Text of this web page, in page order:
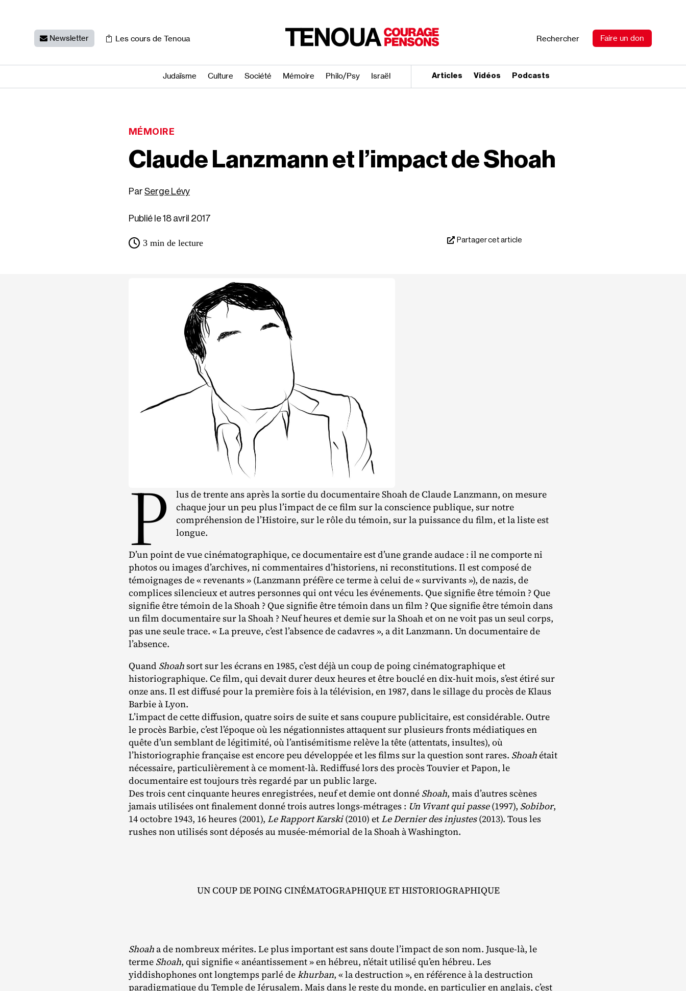
Newsletter Les cours de Tenoua Rechercher Faire un don
Judaïsme Culture Société Mémoire Philo/​Psy Israël Articles Vidéos Podcasts
MÉMOIRE
Claude Lanzmann et l’impact de Shoah
Serge Lévy
Publié le 18 avril 2017
3 min de lecture Partager cet article
P
lus de trente ans après la sortie du documentaire Shoah de Claude Lanzmann, on mesure
chaque jour un peu plus l’impact de ce film sur la conscience publique, sur notre
compréhension de l’Histoire, sur le rôle du témoin, sur la puissance du film, et la liste est
longue.
D’un point de vue cinématographique, ce documentaire est d’une grande audace : il ne comporte ni
photos ou images d’archives, ni commentaires d’historiens, ni reconstitutions. Il est composé de
témoignages de « revenants » (Lanzmann préfère ce terme à celui de « survivants »), de nazis, de
complices silencieux et autres personnes qui ont vécu les événements. Que signifie être témoin ? Que
signifie être témoin de la Shoah ? Que signifie être témoin dans un film ? Que signifie être témoin dans
un film documentaire sur la Shoah ? Neuf heures et demie sur la Shoah et on ne voit pas un seul corps,
pas une seule trace. « La preuve, c’est l’absence de cadavres », a dit Lanzmann. Un documentaire de
l’absence.
Quand Shoahsort sur les écrans en 1985, c’est déjà un coup de poing cinématographique et
historiographique. Ce film, qui devait durer deux heures et être bouclé en dix‐​huit mois, s’est étiré sur
onze ans. Il est diffusé pour la première fois à la télévision, en 1987, dans le sillage du procès de Klaus
Barbie à Lyon.
L’impact de cette diffusion, quatre soirs de suite et sans coupure publicitaire, est considérable. Outre
le procès Barbie, c’est l’époque où les négationnistes attaquent sur plusieurs fronts médiatiques en
quête d’un semblant de légitimité, où l’antisémitisme relève la tête (attentats, insultes), où
l’historiographie française est encore peu développée et les films sur la question sont rares. Shoahétait
nécessaire, particulièrement à ce moment‐​là. Rediffusé lors des procès Touvier et Papon, le
documentaire est toujours très regardé par un public large.
Des trois cent cinquante heures enregistrées, neuf et demie ont donné Shoah, mais d’autres scènes
jamais utilisées ont finalement donné trois autres longs‐​métrages : Un Vivant qui passe(1997), Sobibor,
14 octobre 1943, 16 heures (2001), Le Rapport Karski(2010) etLe Dernier des injustes(2013). Tous les
rushes non utilisés sont déposés au musée‐​mémorial de la Shoah à Washington.
UN COUP DE POING CINÉMATOGRAPHIQUE ET HISTORIOGRAPHIQUE
Shoah a de nombreux mérites. Le plus important est sans doute l’impact de son nom. Jusque‐​là, le
terme Shoah, qui signifie « anéantissement » en hébreu, n’était utilisé qu’en hébreu. Les
yiddishophones ont longtemps parlé dekhurban, « la destruction », en référence à la destruction
paradigmatique du Temple de Jérusalem. Mais dans le reste du monde, en particulier en anglais, c’est